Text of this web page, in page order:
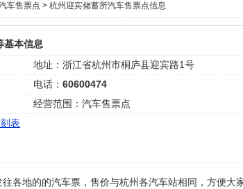
车售票点 > 杭州迎宾储蓄所汽车售票点信息
基本信息
地址：浙江省杭州市桐庐县迎宾路1号
电话： 60600474
经营范围：汽车售票点
表
各地的的汽车票，售价与杭州各汽车站相同，方便大